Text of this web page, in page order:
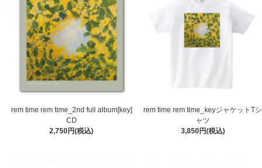
rem time rem time_2nd full album[key]
CD
2,750円(税込)
rem time rem time_keyジャケットTシ
ャツ
3,850円(税込)